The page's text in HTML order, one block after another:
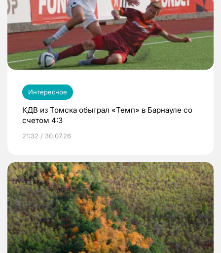
Интересное
КДВ из Томска обыграл «Темп» в Барнауле со
счетом 4:3
21:32 / 30.07.26